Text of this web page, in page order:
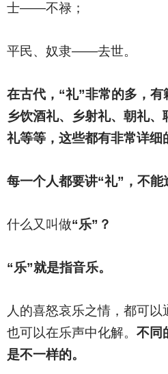
士——不禄；
平民、奴隶——去世。
在古代，“礼”非常的多，有
乡饮酒礼、乡射礼、朝礼
礼等等，这些都有非常详细
每一个人都要讲“礼”，不能
什么又叫做“乐”？
“乐”就是指音乐。
人的喜怒哀乐之情，都可以
也可以在乐声中化解。 不同
是不一样的。